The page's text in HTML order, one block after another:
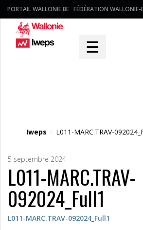
PORTAIL WALLONIE.BE FÉDÉRATION WALLONIE-
☰
Iweps / L011-MARC.TRAV-
5 septembre 2024
L011-MARC.TRAV-
092024_Full1
L011-MARC.TRAV-092024_Full1